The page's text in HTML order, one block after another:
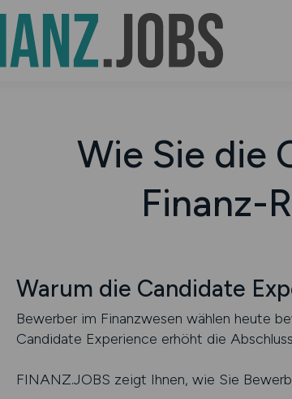
Wie Sie die
Finanz-
Warum die Candidate
Bewerber im Finanzwesen wählen heute
Candidate Experience erhöht die
FINANZ.JOBS zeigt Ihnen, wie Sie